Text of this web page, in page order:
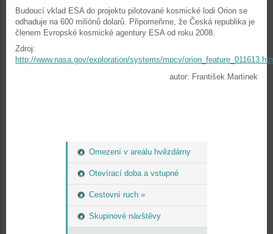
Omezení v areálu hvězdárny
Otevírací doba a vstupné
Cestovní ruch »
Skupinové návštěvy
Budoucí vklad ESA do projektu pilotované kosmické lodi Orion se
odhaduje na 600 miliónů dolarů. Připomeňme, že Česká republika je
členem Evropské kosmické agentury ESA od roku 2008.
Zdroj:
http://www.nasa.gov/exploration/systems/mpcv/
autor: František Martinek